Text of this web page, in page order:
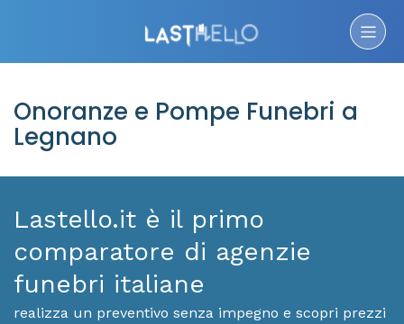
Onoranze e Pompe Funebri a
Legnano
Lastello.it è il primo
comparatore di agenzie
funebri italiane
realizza un preventivo senza impegno e scopri prezzi